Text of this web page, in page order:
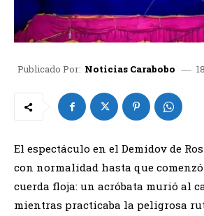
Publicado Por: Noticias Carabobo
El espectáculo en el Demidov de
con normalidad hasta que
cuerda floja: un acróbata murió al
mientras practicaba la peligrosa